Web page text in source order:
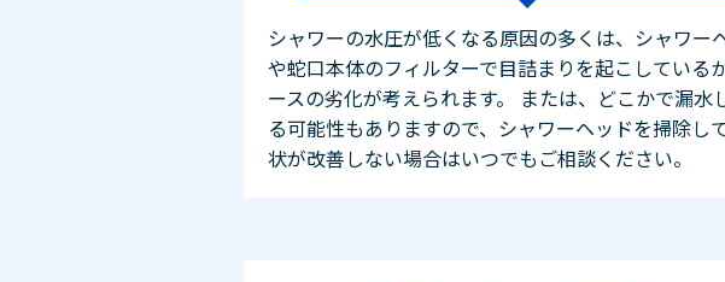
シャワーの水圧が低くなる原因の多くは、シャワー
や蛇口本体のフィルターで目詰まりを起こしている
ースの劣化が考えられます。 または、どこかで漏水
る可能性もありますので、シャワーヘッドを掃除し
状が改善しない場合はいつでもご相談ください。